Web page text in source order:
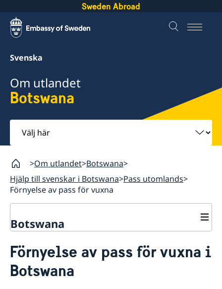
Sweden Abroad
Svenska
Om utlandet
Botswana
Välj
här
Om utlandet Botswana
Hjälp till svenskar i Botswana Pass utomlands
Förnyelse av pass för vuxna
Botswana
Hjälp till svenskar i Botswana
Rösta i Botswana
Förnyelse av pass för vuxna i
Botswana